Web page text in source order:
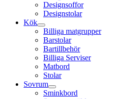
Designsoffor
Designstolar
Kök
Billiga matgrupper
Barstolar
Bartillbehör
Billiga Serviser
Matbord
Stolar
Sovrum
Sminkbord